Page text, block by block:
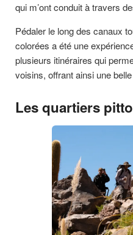
qui m’ont conduit à travers
Pédaler le long des canaux
colorées a été une
plusieurs itinéraires qui
voisins, offrant ainsi une
Les quartiers